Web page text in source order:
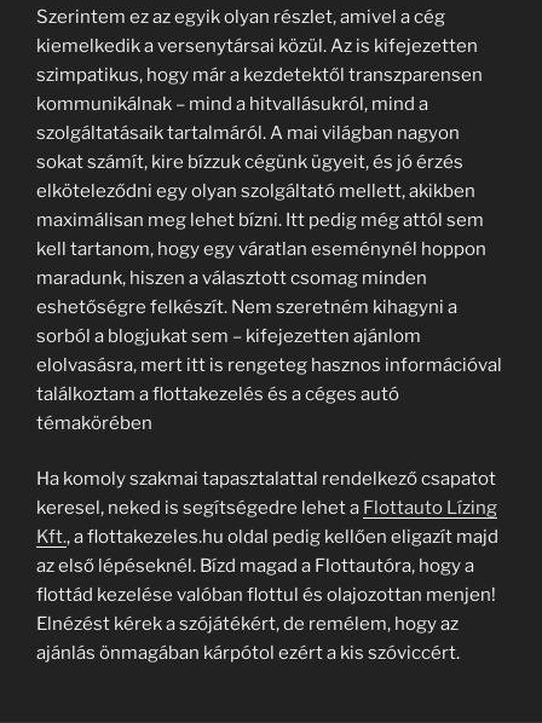
Szerintem ez az egyik olyan részlet, amivel a cég
kiemelkedik a versenytársai közül. Az is kifejezetten
szimpatikus, hogy már a kezdetektől transzparensen
kommunikálnak – mind a hitvallásukról, mind a
szolgáltatásaik tartalmáról. A mai világban nagyon
sokat számít, kire bízzuk cégünk ügyeit, és jó érzés
elköteleződni egy olyan szolgáltató mellett, akikben
maximálisan meg lehet bízni. Itt pedig még attól sem
kell tartanom, hogy egy váratlan eseménynél hoppon
maradunk, hiszen a választott csomag minden
eshetőségre felkészít. Nem szeretném kihagyni a
sorból a blogjukat sem – kifejezetten ajánlom
elolvasásra, mert itt is rengeteg hasznos információval
találkoztam a flottakezelés és a céges autó
témakörében
Ha komoly szakmai tapasztalattal rendelkező csapatot
keresel, neked is segítségedre lehet a Flottauto Lízing
Kft., a flottakezeles.hu oldal pedig kellően eligazít majd
az első lépéseknél. Bízd magad a Flottautóra, hogy a
flottád kezelése valóban flottul és olajozottan menjen!
Elnézést kérek a szójátékért, de remélem, hogy az
ajánlás önmagában kárpótol ezért a kis szóviccért.